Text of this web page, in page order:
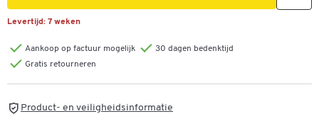
Levertijd: 7 weken
Aankoop op factuur mogelijk
30 dagen bedenktijd
Gratis retourneren
Product- en veiligheidsinformatie